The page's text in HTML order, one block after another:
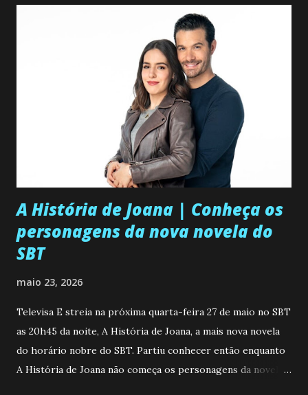
A História de Joana | Conheça os
personagens da nova novela do
SBT
maio 23, 2026
Televisa E streia na próxima quarta-feira 27 de maio no SBT
as 20h45 da noite, A História de Joana, a mais nova novela
do horário nobre do SBT. Partiu conhecer então enquanto
A História de Joana não começa os personagens da novela?